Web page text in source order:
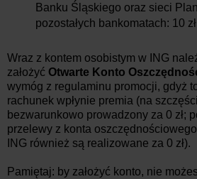
Banku Śląskiego oraz sieci
pozostałych bankomatach: 10
Wraz z kontem osobistym w ING
założyć Otwarte Konto
wymóg z regulaminu promocji, gdyż
rachunek wpłynie premia (na
bezwarunkowo prowadzony za 0 zł;
przelewy z konta
ING również są realizowane za 0 zł).
Pamiętaj: by założyć konto, nie